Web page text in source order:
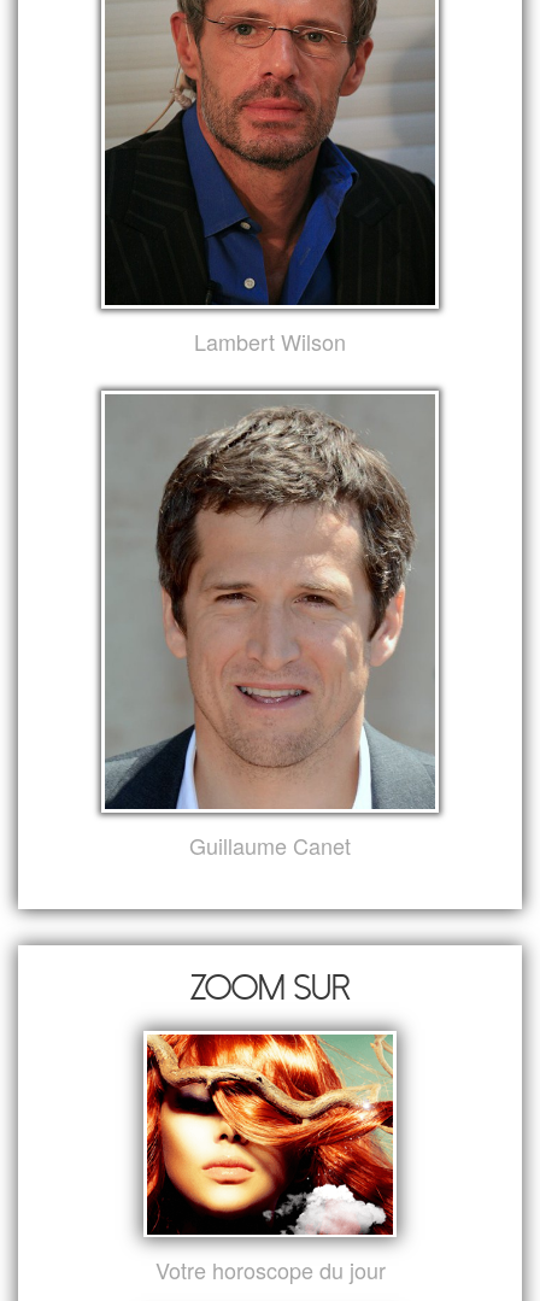
Lambert Wilson
Guillaume Canet
Zoom sur
Votre horoscope du jour